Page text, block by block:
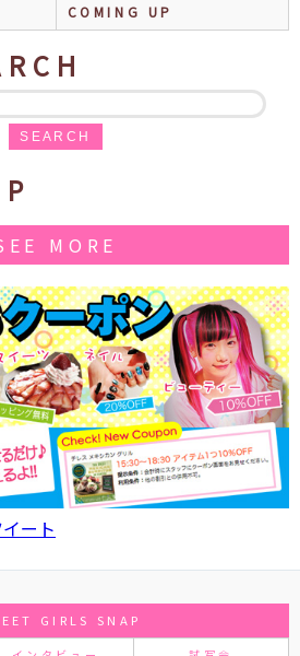
COMING UP
SEARCH
MORE
ート
GIRLS SNAP